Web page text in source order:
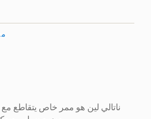
ناتالي لين هو ممر خاص يتقاطع مع